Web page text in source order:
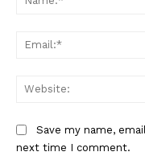
Save my name,
next time I comment.